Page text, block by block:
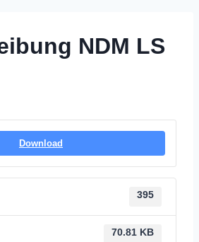
NDM LS
Download
395
70.81 KB